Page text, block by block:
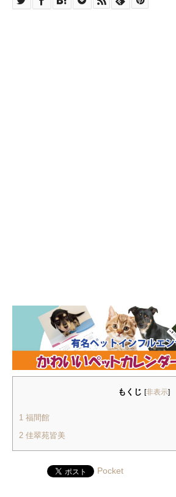
もくじ [非表示]
1 福間館
2 佳翠苑皆美
Pocket